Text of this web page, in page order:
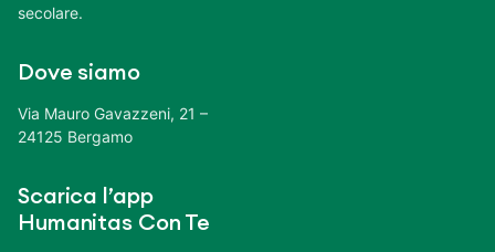
secolare.
Dove siamo
Via Mauro Gavazzeni, 21 –
24125 Bergamo
Scarica l’app
Humanitas Con Te